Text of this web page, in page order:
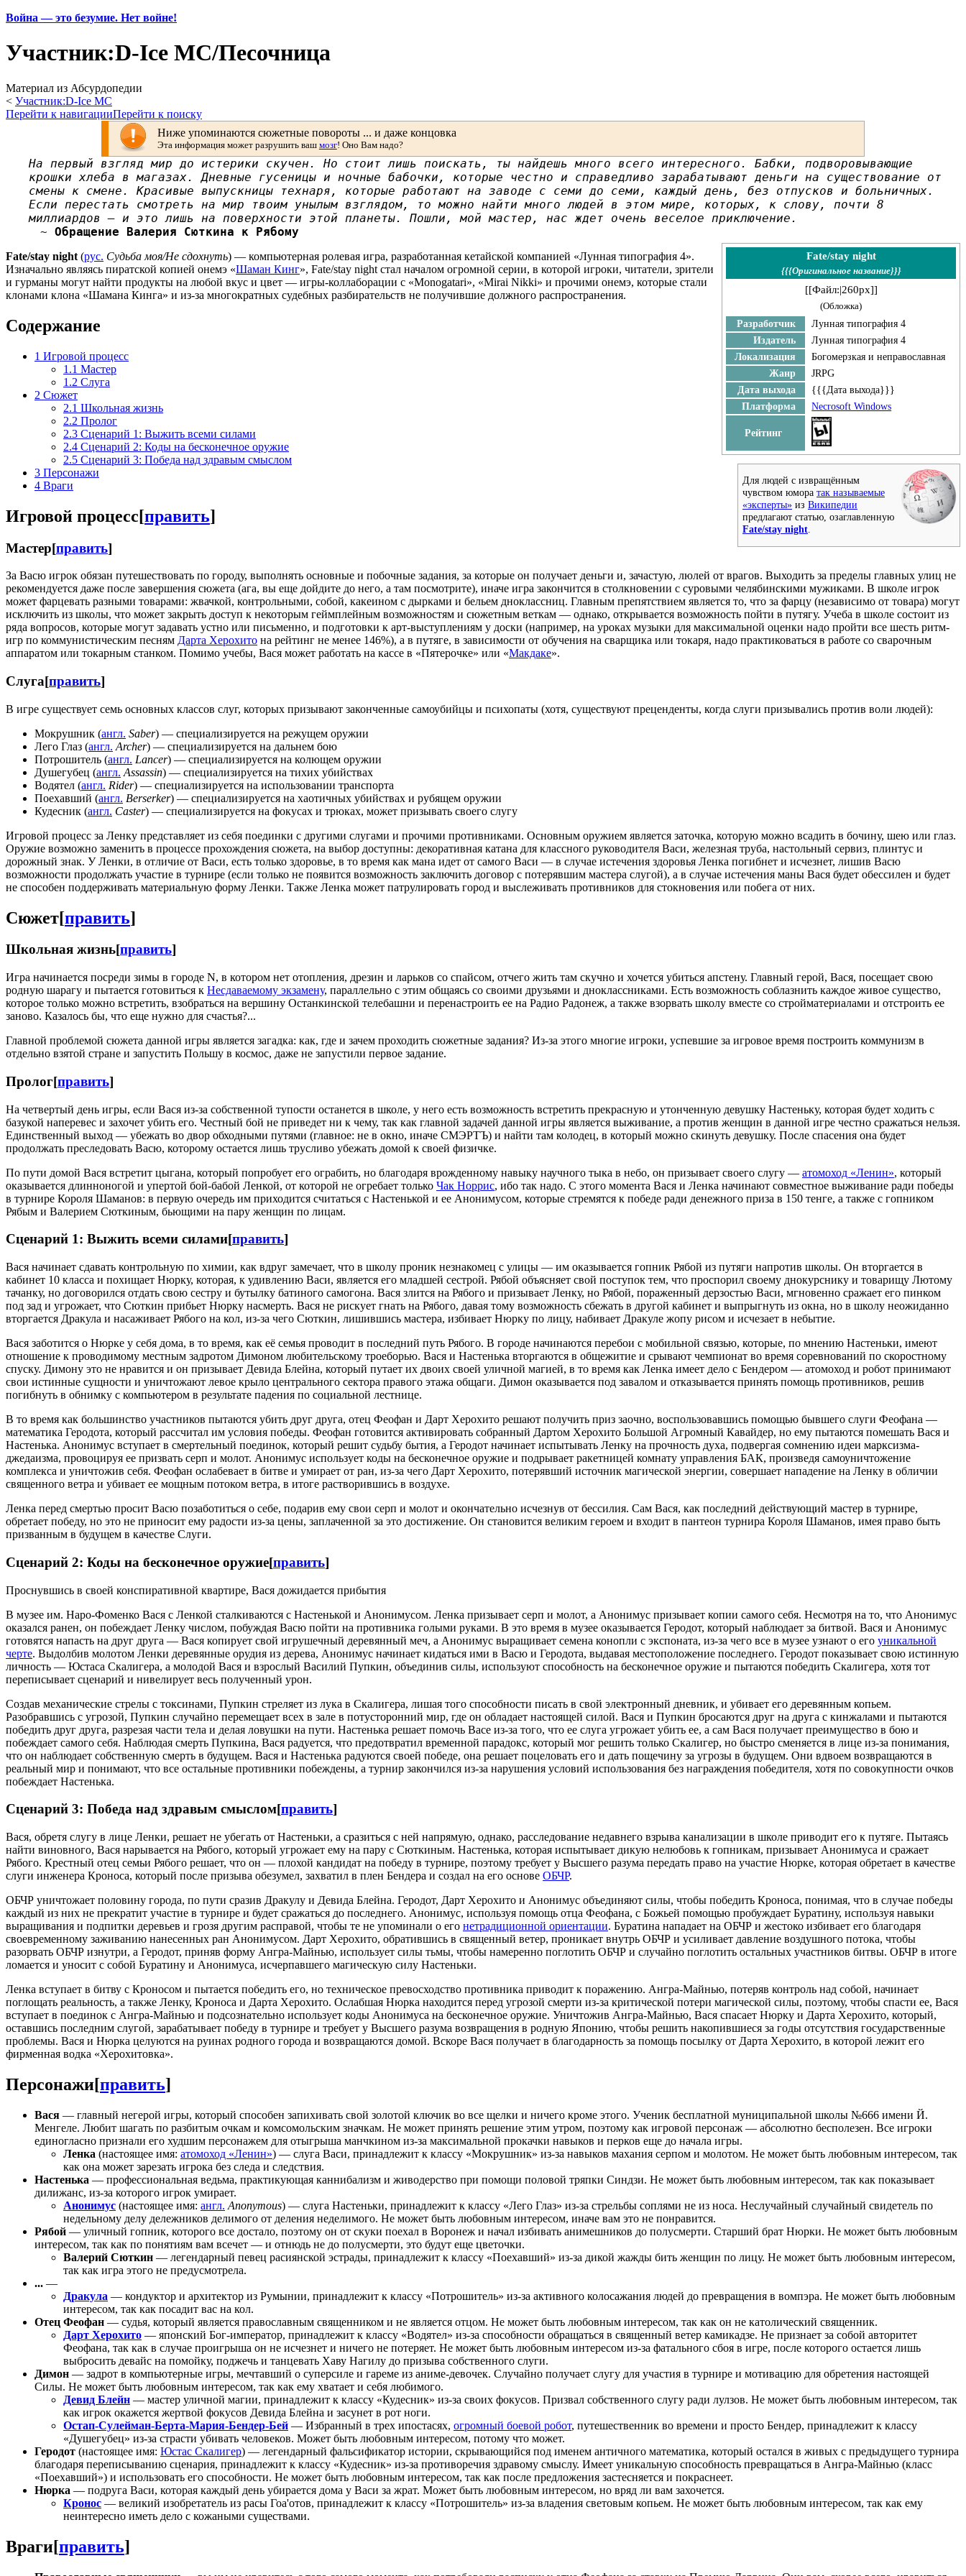
Война — это безумие. Нет войне!
Участник:D-Ice MC/Песочница
Материал из Абсурдопедии
< Участник:D-Ice MC
Перейти к навигацииПерейти к поиску
Ниже упоминаются сюжетные повороты ... и даже концовка
Эта информация может разрушить ваш мозг! Оно Вам надо?
На первый взгляд мир до истерики скучен. Но стоит лишь поискать, ты найдешь много всего интересного. Бабки, подворовывающие
крошки хлеба в магазах. Дневные гусеницы и ночные бабочки, которые честно и справедливо зарабатывают деньги на существование от
смены к смене. Красивые выпускницы технаря, которые работают на заводе с семи до семи, каждый день, без отпусков и больничных.
Если перестать смотреть на мир твоим унылым взглядом, то можно найти много людей в этом мире, которых, к слову, почти 8
миллиардов — и это лишь на поверхности этой планеты. Пошли, мой мастер, нас ждет очень веселое приключение.
~ Обращение Валерия Сюткина к Рябому
Fate/stay night
{{{Оригинальное название}}}
[[Файл:|260px]]
(Обложка)
Разработчик
Лунная типография 4
Издатель
Лунная типография 4
Локализация
Богомерзкая и неправославная
Жанр
JRPG
Дата выхода
{{{Дата выхода}}}
Платформа
Necrosoft Windows
Рейтинг
Для людей с извращённым
чувством юмора так называемые
«эксперты» из Википедии
предлагают статью, озаглавленную
Fate/stay night
Fate/stay night (рус. Судьба моя/Не сдохнуть) — компьютерная ролевая игра, разработанная кетайской компанией «Лунная типография 4».
Изначально являясь пиратской копией онемэ «Шаман Кинг», Fate/stay night стал началом огромной серии, в которой игроки, читатели, зрители
и гурманы могут найти продукты на любой вкус и цвет — игры-коллаборации с «Monogatari», «Mirai Nikki» и прочими онемэ, которые стали
клонами клона «Шамана Кинга» и из-за многократных судебных разбирательств не получившие должного распространения.
Содержание
1 Игровой процесс
1.1 Мастер
1.2 Слуга
2 Сюжет
2.1 Школьная жизнь
2.2 Пролог
2.3 Сценарий 1: Выжить всеми силами
2.4 Сценарий 2: Коды на бесконечное оружие
2.5 Сценарий 3: Победа над здравым смыслом
3 Персонажи
4 Враги
Игровой процесс[править]
Мастер[править]
За Васю игрок обязан путешествовать по городу, выполнять основные и побочные задания, за которые он получает деньги и, зачастую, люлей от врагов. Выходить за пределы главных улиц не
рекомендуется даже после завершения сюжета (ага, вы еще дойдите до него, а там посмотрите), иначе игра закончится в столкновении с суровыми челябинскими мужиками. В школе игрок
может фарцевать разными товарами: жвачкой, контрольными, собой, какеином с дырками и бельем дноклассниц. Главным препятствием является то, что за фарцу (независимо от товара) могут
исключить из школы, что может закрыть доступ к некоторым геймплейным возможностям и сюжетным веткам — однако, открывается возможность пойти в путягу. Учеба в школе состоит из
ряда вопросов, которые могут задавать устно или письменно, и подготовки к арт-выступлениям у доски (например, на уроках музыки для максимальной оценки надо пройти все шесть ритм-
игр по коммунистическим песням Дарта Херохито на рейтинг не менее 146%), а в путяге, в зависимости от обучения на сварщика или токаря, надо практиковаться в работе со сварочным
аппаратом или токарным станком. Помимо учебы, Вася может работать на кассе в «Пятерочке» или «Макдаке».
Слуга[править]
В игре существует семь основных классов слуг, которых призывают законченные самоубийцы и психопаты (хотя, существуют преценденты, когда слуги призывались против воли людей):
Мокрушник (англ. Saber) — специализируется на режущем оружии
Лего Глаз (англ. Archer) — специализируется на дальнем бою
Потрошитель (англ. Lancer) — специализируется на колющем оружии
Душегубец (англ. Assassin) — специализируется на тихих убийствах
Водятел (англ. Rider) — специализируется на использовании транспорта
Поехавший (англ. Berserker) — специализируется на хаотичных убийствах и рубящем оружии
Кудесник (англ. Caster) — специализируется на фокусах и трюках, может призывать своего слугу
Игровой процесс за Ленку представляет из себя поединки с другими слугами и прочими противниками. Основным оружием является заточка, которую можно всадить в бочину, шею или глаз.
Оружие возможно заменить в процессе прохождения сюжета, на выбор доступны: декоративная катана для классного руководителя Васи, железная труба, настольный сервиз, плинтус и
дорожный знак. У Ленки, в отличие от Васи, есть только здоровье, в то время как мана идет от самого Васи — в случае истечения здоровья Ленка погибнет и исчезнет, лишив Васю
возможности продолжать участие в турнире (если только не появится возможность заключить договор с потерявшим мастера слугой), а в случае истечения маны Вася будет обессилен и будет
не способен поддерживать материальную форму Ленки. Также Ленка может патрулировать город и выслеживать противников для стокновения или побега от них.
Сюжет[править]
Школьная жизнь[править]
Игра начинается посреди зимы в городе N, в котором нет отопления, дрезин и ларьков со спайсом, отчего жить там скучно и хочется убиться апстену. Главный герой, Вася, посещает свою
родную шарагу и пытается готовиться к Несдаваемому экзамену, параллельно с этим общаясь со своими друзьями и дноклассниками. Есть возможность соблазнить каждое живое существо,
которое только можно встретить, взобраться на вершину Останкинской телебашни и перенастроить ее на Радио Радонеж, а также взорвать школу вместе со стройматериалами и отстроить ее
заново. Казалось бы, что еще нужно для счастья?...
Главной проблемой сюжета данной игры является загадка: как, где и зачем проходить сюжетные задания? Из-за этого многие игроки, успевшие за игровое время построить коммунизм в
отдельно взятой стране и запустить Польшу в космос, даже не запустили первое задание.
Пролог[править]
На четвертый день игры, если Вася из-за собственной тупости останется в школе, у него есть возможность встретить прекрасную и утонченную девушку Настеньку, которая будет ходить с
базукой наперевес и захочет убить его. Честный бой не приведет ни к чему, так как главной задачей данной игры является выживание, а против женщин в данной игре честно сражаться нельзя.
Единственный выход — убежать во двор обходными путями (главное: не в окно, иначе СМЭРТЪ) и найти там колодец, в который можно скинуть девушку. После спасения она будет
продолжать преследовать Васю, которому остается лишь трусливо убежать домой к своей физичке.
По пути домой Вася встретит цыгана, который попробует его ограбить, но благодаря врожденному навыку научного тыка в небо, он призывает своего слугу — атомоход «Ленин», который
оказывается длинноногой и упертой бой-бабой Ленкой, от которой не огребает только Чак Норрис, ибо так надо. С этого момента Вася и Ленка начинают совместное выживание ради победы
в турнире Короля Шаманов: в первую очередь им приходится считаться с Настенькой и ее Анонимусом, которые стремятся к победе ради денежного приза в 150 тенге, а также с гопником
Рябым и Валерием Сюткиным, бьющими на пару женщин по лицам.
Сценарий 1: Выжить всеми силами[править]
Вася начинает сдавать контрольную по химии, как вдруг замечает, что в школу проник незнакомец с улицы — им оказывается гопник Рябой из путяги напротив школы. Он вторгается в
кабинет 10 класса и похищает Нюрку, которая, к удивлению Васи, является его младшей сестрой. Рябой объясняет свой поступок тем, что проспорил своему днокурснику и товарищу Лютому
тачанку, но договорился отдать свою сестру и бутылку батиного самогона. Вася злится на Рябого и призывает Ленку, но Рябой, пораженный дерзостью Васи, мгновенно сражает его пинком
под зад и угрожает, что Сюткин прибьет Нюрку насмерть. Вася не рискует гнать на Рябого, давая тому возможность сбежать в другой кабинет и выпрыгнуть из окна, но в школу неожиданно
вторгается Дракула и насаживает Рябого на кол, из-за чего Сюткин, лишившись мастера, избивает Нюрку по лицу, набивает Дракуле жопу рисом и исчезает в небытие.
Вася заботится о Нюрке у себя дома, в то время, как её семья проводит в последний путь Рябого. В городе начинаются перебои с мобильной связью, которые, по мнению Настеньки, имеют
отношение к проводимому местным задротом Димоном любительскому троеборью. Вася и Настенька вторгаются в общежитие и срывают чемпионат во время соревнований по скоростному
спуску. Димону это не нравится и он призывает Девида Блейна, который путает их двоих своей уличной магией, в то время как Ленка имеет дело с Бендером — атомоход и робот принимают
свои истинные сущности и уничтожают левое крыло центрального сектора правого этажа общаги. Димон оказывается под завалом и отказывается принять помощь противников, решив
погибнуть в обнимку с компьютером в результате падения по социальной лестнице.
В то время как большинство участников пытаются убить друг друга, отец Феофан и Дарт Херохито решают получить приз заочно, воспользовавшись помощью бывшего слуги Феофана —
математика Геродота, который рассчитал им условия победы. Феофан готовится активировать собранный Дартом Херохито Большой Агромный Кавайдер, но ему пытаются помешать Вася и
Настенька. Анонимус вступает в смертельный поединок, который решит судьбу бытия, а Геродот начинает испытывать Ленку на прочность духа, подвергая сомнению идеи марксизма-
джедаизма, провоцируя ее призвать серп и молот. Анонимус использует коды на бесконечное оружие и подрывает ракетницей комнату управления БАК, произведя самоуничтожение
комплекса и уничтожив себя. Феофан ослабевает в битве и умирает от ран, из-за чего Дарт Херохито, потерявший источник магической энергии, совершает нападение на Ленку в обличии
священного ветра и убивает ее мощным потоком ветра, в итоге растворившись в воздухе.
Ленка перед смертью просит Васю позаботиться о себе, подарив ему свои серп и молот и окончательно исчезнув от бессилия. Сам Вася, как последний действующий мастер в турнире,
обретает победу, но это не приносит ему радости из-за цены, заплаченной за это достижение. Он становится великим героем и входит в пантеон турнира Короля Шаманов, имея право быть
призванным в будущем в качестве Слуги.
Сценарий 2: Коды на бесконечное оружие[править]
Проснувшись в своей конспиративной квартире, Вася дожидается прибытия
В музее им. Наро-Фоменко Вася с Ленкой сталкиваются с Настенькой и Анонимусом. Ленка призывает серп и молот, а Анонимус призывает копии самого себя. Несмотря на то, что Анонимус
оказался ранен, он побеждает Ленку числом, побуждая Васю пойти на противника голыми руками. В это время в музее оказывается Геродот, который наблюдает за битвой. Вася и Анонимус
готовятся напасть на друг друга — Вася копирует свой игрушечный деревянный меч, а Анонимус выращивает семена конопли с экспоната, из-за чего все в музее узнают о его уникальной
черте. Выдолбив молотом Ленки деревянные орудия из дерева, Анонимус начинает кидаться ими в Васю и Геродота, выдавая местоположение последнего. Геродот показывает свою истинную
личность — Юстаса Скалигера, а молодой Вася и взрослый Василий Пупкин, объединив силы, используют способность на бесконечное оружие и пытаются победить Скалигера, хотя тот
переписывает сценарий и нивелирует весь полученный урон.
Создав механические стрелы с токсинами, Пупкин стреляет из лука в Скалигера, лишая того способности писать в свой электронный дневник, и убивает его деревянным копьем.
Разобравшись с угрозой, Пупкин случайно перемещает всех в зале в потусторонний мир, где он обладает настоящей силой. Вася и Пупкин бросаются друг на друга с кинжалами и пытаются
победить друг друга, разрезая части тела и делая ловушки на пути. Настенька решает помочь Васе из-за того, что ее слуга угрожает убить ее, а сам Вася получает преимущество в бою и
побеждает самого себя. Наблюдая смерть Пупкина, Вася радуется, что предотвратил временной парадокс, который мог решить только Скалигер, но быстро сменяется в лице из-за понимания,
что он наблюдает собственную смерть в будущем. Вася и Настенька радуются своей победе, она решает поцеловать его и дать пощечину за угрозы в будущем. Они вдвоем возвращаются в
реальный мир и понимают, что все остальные противники побеждены, а турнир закончился из-за нарушения условий использования без награждения победителя, хотя по совокупности очков
побеждает Настенька.
Сценарий 3: Победа над здравым смыслом[править]
Вася, обретя слугу в лице Ленки, решает не убегать от Настеньки, а сразиться с ней напрямую, однако, расследование недавнего взрыва канализации в школе приводит его к путяге. Пытаясь
найти виновного, Вася нарывается на Рябого, который угрожает ему на пару с Сюткиным. Настенька, которая испытывает дикую нелюбовь к гопникам, призывает Анонимуса и сражает
Рябого. Крестный отец семьи Рябого решает, что он — плохой кандидат на победу в турнире, поэтому требует у Высшего разума передать право на участие Нюрке, которая обретает в качестве
слуги инженера Кроноса, который после призыва обезумел, захватил в плен Бендера и создал на его основе ОБЧР.
ОБЧР уничтожает половину города, по пути сразив Дракулу и Девида Блейна. Геродот, Дарт Херохито и Анонимус объединяют силы, чтобы победить Кроноса, понимая, что в случае победы
каждый из них не прекратит участие в турнире и будет сражаться до последнего. Анонимус, используя помощь отца Феофана, с Божьей помощью пробуждает Буратину, используя навыки
выращивания и подпитки деревьев и грозя другим расправой, чтобы те не упоминали о его нетрадиционной ориентации. Буратина нападает на ОБЧР и жестоко избивает его благодаря
своевременному заживанию нанесенных ран Анонимусом. Дарт Херохито, обратившись в священный ветер, проникает внутрь ОБЧР и усиливает давление воздушного потока, чтобы
разорвать ОБЧР изнутри, а Геродот, приняв форму Ангра-Майнью, использует силы тьмы, чтобы намеренно поглотить ОБЧР и случайно поглотить остальных участников битвы. ОБЧР в итоге
ломается и уносит с собой Буратину и Анонимуса, исчерпавшего магическую силу Настеньки.
Ленка вступает в битву с Кроносом и пытается победить его, но техническое превосходство противника приводит к поражению. Ангра-Майнью, потеряв контроль над собой, начинает
поглощать реальность, а также Ленку, Кроноса и Дарта Херохито. Ослабшая Нюрка находится перед угрозой смерти из-за критической потери магической силы, поэтому, чтобы спасти ее, Вася
вступает в поединок с Ангра-Майнью и подсознательно использует коды Анонимуса на бесконечное оружие. Уничтожив Ангра-Майнью, Вася спасает Нюрку и Дарта Херохито, который,
оставшись последним слугой, зарабатывает победу в турнире и требует у Высшего разума возвращения в родную Японию, чтобы решить накопившиеся за годы отсутствия государственные
проблемы. Вася и Нюрка целуются на руинах родного города и возвращаются домой. Вскоре Вася получает в благодарность за помощь посылку от Дарта Херохито, в которой лежит его
фирменная водка «Херохитовка».
Персонажи[править]
Вася — главный негерой игры, который способен запихивать свой золотой ключик во все щелки и ничего кроме этого. Ученик бесплатной муниципальной школы №666 имени Й.
Менгеле. Любит шагать по разбитым очкам и комсомольским значкам. Не может принять решение этим утром, поэтому как игровой персонаж — абсолютно бесполезен. Все игроки
единогласно признали его худшим персонажем для отыгрыша манчкином из-за максимальной прокачки навыков и перков еще до начала игры.
Ленка (настоящее имя: атомоход «Ленин») — слуга Васи, принадлежит к классу «Мокрушник» из-за навыков махания серпом и молотом. Не может быть любовным интересом, так
как она может зарезать игрока без следа и следствия.
Настенька — профессиональная ведьма, практикующая каннибализм и живодерство при помощи половой тряпки Синдзи. Не может быть любовным интересом, так как показывает
дилижанс, из-за которого игрок умирает.
Анонимус (настоящее имя: англ. Anonymous) — слуга Настеньки, принадлежит к классу «Лего Глаз» из-за стрельбы соплями не из носа. Неслучайный случайный свидетель по
недельному делу дележников делимого от деления неделимого. Не может быть любовным интересом, иначе вам это не понравится.
Рябой — уличный гопник, которого все достало, поэтому он от скуки поехал в Воронеж и начал избивать анимешников до полусмерти. Старший брат Нюрки. Не может быть любовным
интересом, так как по понятиям вам всечет — и отнюдь не до полусмерти, это будут еще цветочки.
Валерий Сюткин — легендарный певец расиянской эстрады, принадлежит к классу «Поехавший» из-за дикой жажды бить женщин по лицу. Не может быть любовным интересом,
так как игра этого не предусмотрела.
... —
Дракула — кондуктор и архитектор из Румынии, принадлежит к классу «Потрошитель» из-за активного колосажания людей до превращения в вомпэра. Не может быть любовным
интересом, так как посадит вас на кол.
Отец Феофан — судья, который является православным священником и не является отцом. Не может быть любовным интересом, так как он не католический священник.
Дарт Херохито — японский Бог-император, принадлежит к классу «Водятел» из-за способности обращаться в священный ветер камикадзе. Не признает за собой авторитет
Феофана, так как в случае проигрыша он не исчезнет и ничего не потеряет. Не может быть любовным интересом из-за фатального сбоя в игре, после которого остается лишь
выбросить девайс на помойку, поджечь и танцевать Хаву Нагилу до призыва собственного слуги.
Димон — задрот в компьютерные игры, мечтавший о суперсиле и гареме из аниме-девочек. Случайно получает слугу для участия в турнире и мотивацию для обретения настоящей
Силы. Не может быть любовным интересом, так как ему хватает и себя любимого.
Девид Блейн — мастер уличной магии, принадлежит к классу «Кудесник» из-за своих фокусов. Призвал собственного слугу ради лулзов. Не может быть любовным интересом, так
как игрок окажется жертвой фокусов Девида Блейна и засунет в рот ноги.
Остап-Сулейман-Берта-Мария-Бендер-Бей — Избранный в трех ипостасях, огромный боевой робот, путешественник во времени и просто Бендер, принадлежит к классу
«Душегубец» из-за страсти убивать человеков. Может быть любовным интересом, потому что может.
Геродот (настоящее имя: Юстас Скалигер) — легендарный фальсификатор истории, скрывающийся под именем античного математика, который остался в живых с предыдущего турнира
благодаря переписыванию сценария, принадлежит к классу «Кудесник» из-за противоречия здравому смыслу. Имеет уникальную способность превращаться в Ангра-Майнью (класс
«Поехавший») и использовать его способности. Не может быть любовным интересом, так как после предложения застесняется и покраснеет.
Нюрка — подруга Васи, которая каждый день убирается дома у Васи за жрат. Может быть любовным интересом, но вряд ли вам захочется.
Кронос — великий изобретатель из расы Гоа'отов, принадлежит к классу «Потрошитель» из-за владения световым копьем. Не может быть любовным интересом, так как ему
неинтересно иметь дело с кожаными существами.
Враги[править]